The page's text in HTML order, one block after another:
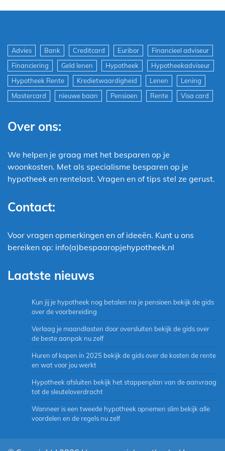
Advies Bank Creditcard Euribor
Financieel adviseur
Financiering
Geld lenen Hypotheek
Hypotheekadviseur
Hypotheek Rente
Kredietwaardigheid Lenen
Lening
Mastercard
nieuwe baan Pensioen Rente Visa card
Over ons:
We helpen je graag met het besparen op je
woonkosten. Met als specialisme besparen op je
hypotheek en rentelast. Vragen en of tips stel ze gerust.
Contact:
Voor vragen opmerkingen en of ideeën. Kunt u ons
bereiken op: info(a)bespaaropjehypotheek.nl
Laatste nieuws
Kun jij je hypotheek nog betalen na je pensioen bekijk de gids
over de voorbereiding
Verlaag je maandlasten door oversluiten bekijk de gids over
de beste aanpak nu zelf
Huren of kopen in 2025 bekijk de gids over de kosten de rente
en wat voor jou werkt
Hypotheek afsluiten bekijk het stappenplan van de aanvraag
tot de sleuteloverdracht
Wanneer is een tweede hypotheek opnemen slim bekijk alle
voordelen en de regels nu zelf